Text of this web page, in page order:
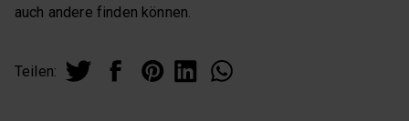
auch andere finden können.
Teilen: